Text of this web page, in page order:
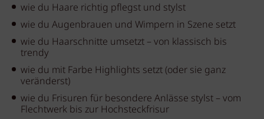
wie du Haare richtig pflegst und stylst
wie du Augenbrauen und Wimpern in Szene setzt
wie du Haarschnitte umsetzt – von klassisch bis
trendy
wie du mit Farbe Highlights setzt (oder sie ganz
veränderst)
wie du Frisuren für besondere Anlässe stylst – vom
Flechtwerk bis zur Hochsteckfrisur